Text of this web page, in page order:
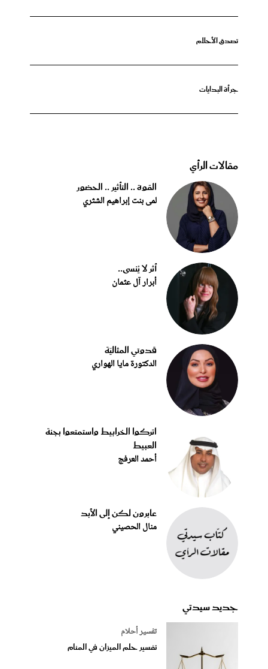
تصدق الأحلام
جرأة البدايات
مقالات الرأي
القوة .. التأثير .. الحضور
لمى بنت إبراهيم الشثري
أثر لا يُنسى..
أبرار آل عثمان
قدوتي المثاليّة
الدكتورة مايا الهواري
اتركوا الخرابيط واستمتعوا بجنة
العبيط
أحمد العرفج
عابرون لكن إلى الأبد
منال الحصيني
جديد سيدتي
تفسير أحلام
تفسير حلم الميزان في المنام